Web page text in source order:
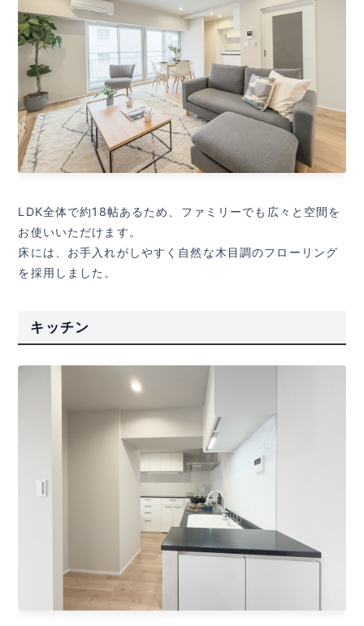
LDK全体で約18帖あるため、ファミリーでも広々と空間を
お使いいただけます。
床には、お手入れがしやすく自然な木目調のフローリング
を採用しました。
キッチン